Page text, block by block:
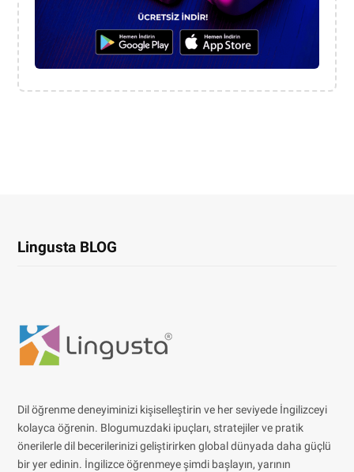
Lingusta BLOG
Dil öğrenme deneyiminizi kişiselleştirin ve her seviyede İngilizceyi
kolayca öğrenin. Blogumuzdaki ipuçları, stratejiler ve pratik
önerilerle dil becerilerinizi geliştirirken global dünyada daha güçlü
bir yer edinin. İngilizce öğrenmeye şimdi başlayın, yarının